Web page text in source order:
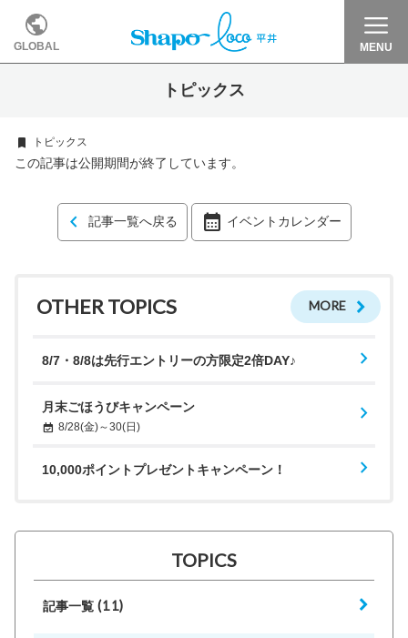
GLOBAL MENU
トピックス
トピックス
この記事は公開期間が終了しています。
記事一覧へ戻る イベントカレンダー
OTHER TOPICS MORE
8/7・8/8は先行エントリーの方限定2倍DAY♪
月末ごほうびキャンペーン
8/28(金)～30(日)
10,000ポイントプレゼントキャンペーン！
TOPICS
記事一覧 (11)